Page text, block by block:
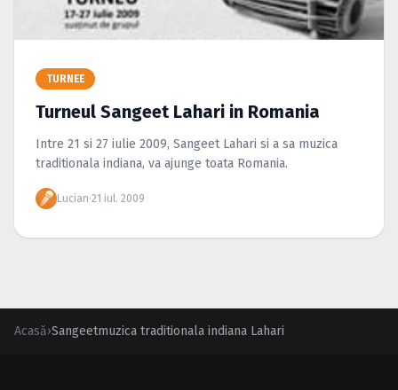
Caută în site...
TURNEE
Turneul Sangeet Lahari in Romania
Intre 21 si 27 iulie 2009, Sangeet Lahari si a sa muzica
traditionala indiana, va ajunge toata Romania.
Lucian·21 iul. 2009
Acasă›Sangeetmuzica traditionala indiana Lahari